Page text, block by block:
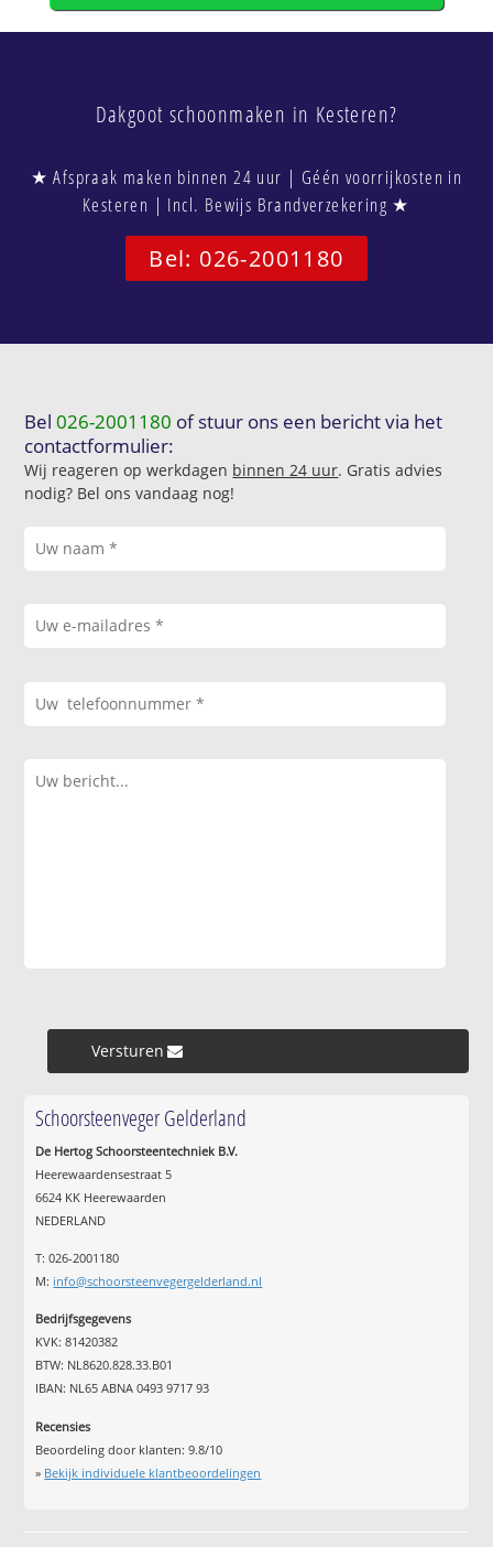
Dakgoot schoonmaken in Kesteren?
★ Afspraak maken binnen 24 uur | Géén voorrijkosten in
Kesteren | Incl. Bewijs Brandverzekering ★
Bel: 026-2001180
Bel026-2001180 of stuur ons een bericht via het
contactformulier:
Wij reageren op werkdagen binnen 24 uur. Gratis advies
nodig? Bel ons vandaag nog!
Versturen »
Schoorsteenveger Gelderland
De Hertog Schoorsteentechniek B.V.
Heerewaardensestraat 5
6624 KK Heerewaarden
NEDERLAND
T: 026-2001180
M: info@schoorsteenvegergelderland.nl
Bedrijfsgegevens
KVK: 81420382
BTW: NL8620.828.33.B01
IBAN: NL65 ABNA 0493 9717 93
Recensies
Beoordeling door klanten:9.8/10
» Bekijk individuele klantbeoordelingen